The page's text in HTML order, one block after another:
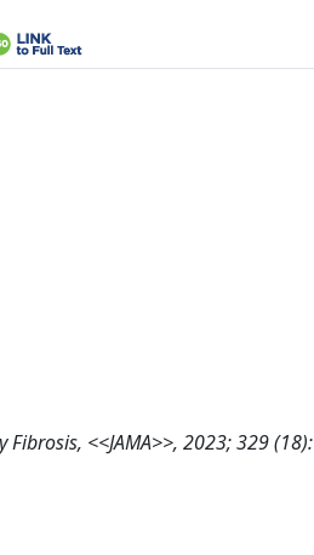
<<JAMA>>, 2023; 329 (18):